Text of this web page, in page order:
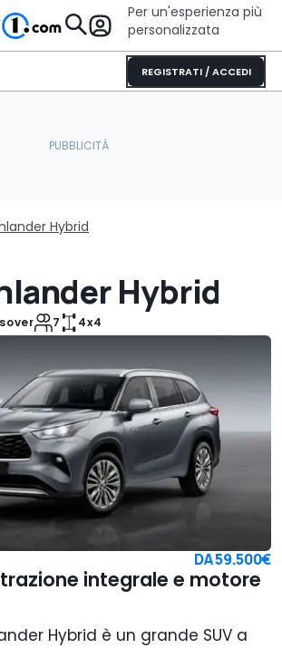
Per un'esperienza più
personalizzata
REGISTRATI / ACCEDI
Hybrid
Hybrid
7 4x4
DA59.500€
integrale e motore
Hybrid è un grande SUV a